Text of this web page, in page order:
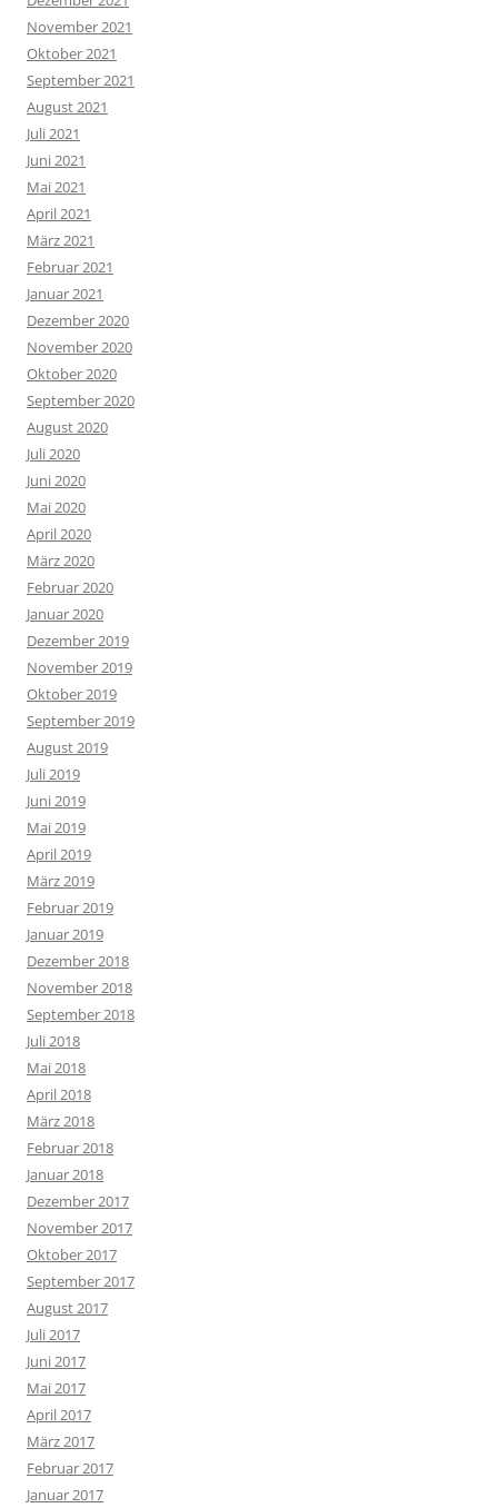
November 2021
Oktober 2021
September 2021
August 2021
Juli 2021
Juni 2021
Mai 2021
April 2021
März 2021
Februar 2021
Januar 2021
Dezember 2020
November 2020
Oktober 2020
September 2020
August 2020
Juli 2020
Juni 2020
Mai 2020
April 2020
März 2020
Februar 2020
Januar 2020
Dezember 2019
November 2019
Oktober 2019
September 2019
August 2019
Juli 2019
Juni 2019
Mai 2019
April 2019
März 2019
Februar 2019
Januar 2019
Dezember 2018
November 2018
September 2018
Juli 2018
Mai 2018
April 2018
März 2018
Februar 2018
Januar 2018
Dezember 2017
November 2017
Oktober 2017
September 2017
August 2017
Juli 2017
Juni 2017
Mai 2017
April 2017
März 2017
Februar 2017
Januar 2017